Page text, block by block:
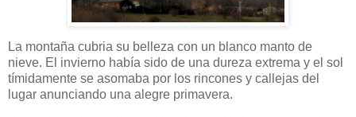
La montaña cubria su belleza con un blanco manto de
nieve. El invierno había sido de una dureza extrema y el sol
tímidamente se asomaba por los rincones y callejas del
lugar anunciando una alegre primavera.